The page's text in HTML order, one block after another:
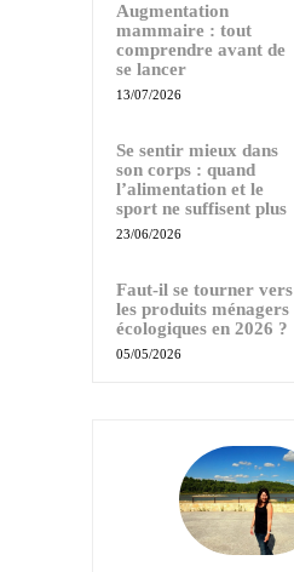
Augmentation
mammaire : tout
comprendre avant de
se lancer
13/07/2026
Se sentir mieux dans
son corps : quand
l’alimentation et le
sport ne suffisent plus
23/06/2026
Faut-il se tourner vers
les produits ménagers
écologiques en 2026 ?
05/05/2026